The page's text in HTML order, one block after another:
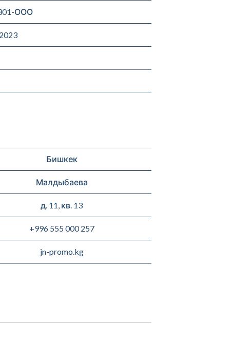
ООО
Бишкек
Малдыбаева
д. 11, кв. 13
+996 555 000 257
jn-promo.kg